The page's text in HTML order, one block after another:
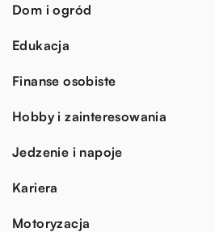
Dom i ogród
Edukacja
Finanse osobiste
Hobby i zainteresowania
Jedzenie i napoje
Kariera
Motoryzacja